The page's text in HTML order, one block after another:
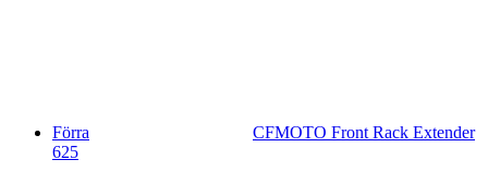
Förra
CFMOTO Front Rack Extender
625